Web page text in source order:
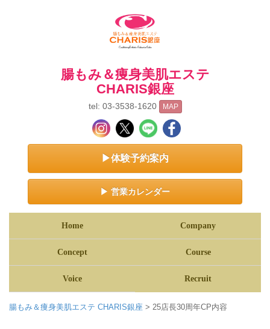
腸もみ＆痩身美肌エステ
CHARIS銀座
tel: 03-3538-1620 MAP
▶体験予約案内
▶ 営業カレンダー
Home Company
Concept Course
Voice Recruit
腸もみ＆痩身美肌エステ CHARIS銀座 > 25店長30周年CP内容